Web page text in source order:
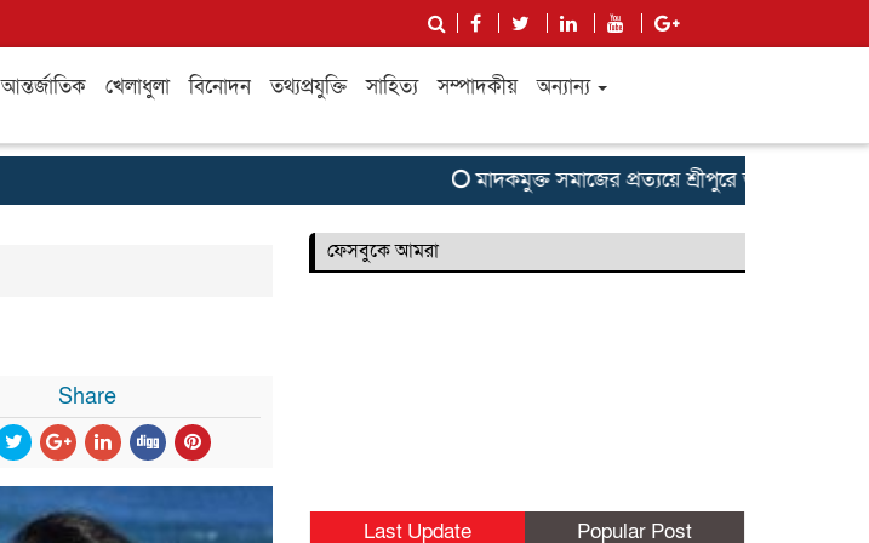
আন্তর্জাতিক খেলাধুলা বিনোদন তথ্যপ্রযুক্তি সাহিত্য সম্পাদকীয় অন্যান্য
মাদকমুক্ত সমাজের প্রত্যয়ে শ্রীপুরে তারুণ্যের ঐক্য
Share
ফেসবুকে আমরা
Last Update Popular Post